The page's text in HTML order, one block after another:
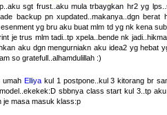
sgt frust..aku mula trbaygkan hr2 yg
backup pn xupdated..makanya..dgn berat
yg bru aku buat mlm td yg nk kena
je trus mlm tadi..tp xpela..bende nk
aku dgn mengurniakn aku idea2 yg hebat
so gratefull..alhamdulillah :)
umah Elliyakul 1 postpone..kul 3 kitorang br
sbbnya class start kul 3..tp
je masa masuk klass:p